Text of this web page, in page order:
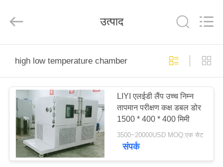
उत्पादों
हमारे
बारे
Technology
Co.,
Reserved.
उत्पाद
high low temperature chamber
LIYI एलईडी लैंप उच्च निम्न
तापमान परीक्षण कक्ष डबल डोर
1500 * 400 * 400 मिमी
3500~20000USD MOQ:एक सेट
संपर्क